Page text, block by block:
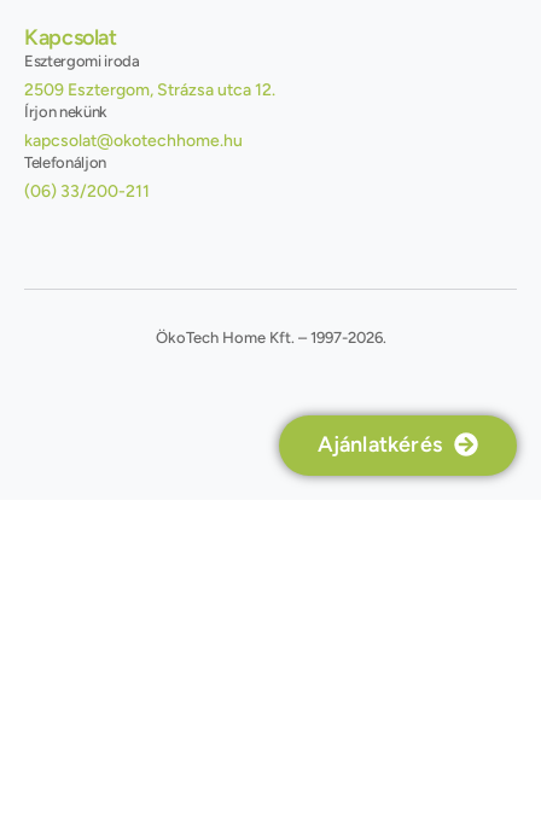
Kapcsolat
Esztergomi iroda
2509 Esztergom, Strázsa utca 12.
Írjon nekünk
kapcsolat@okotechhome.hu
Telefonáljon
(06) 33/200-211
ÖkoTech Home Kft. – 1997-2026.
Ajánlatkérés